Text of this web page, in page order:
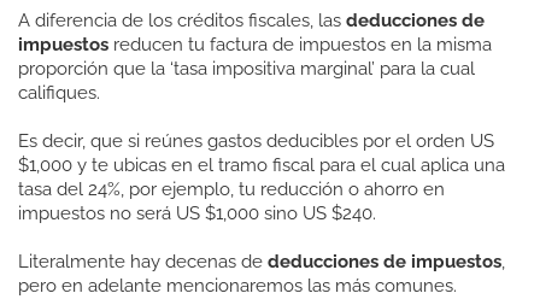
A diferencia de los créditos fiscales, las deducciones de
impuestos reducen tu factura de impuestos en la misma
proporción que la ‘tasa impositiva marginal’ para la cual
califiques.
Es decir, que si reúnes gastos deducibles por el orden US
$1,000 y te ubicas en el tramo fiscal para el cual aplica una
tasa del 24%, por ejemplo, tu reducción o ahorro en
impuestos no será US $1,000 sino US $240.
Literalmente hay decenas de deducciones de impuestos,
pero en adelante mencionaremos las más comunes.